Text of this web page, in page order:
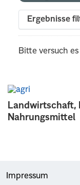
Landwirtschaft,
Nahrungsmittel
Ergebnisse
Bitte versuch
Impressum